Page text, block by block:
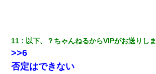
17年飼っていた犬が亡くなった。鼻水垂らし
近づいて頭突きをしてきて…
11 以下、？ちゃんねるからVIPがお送りし
>>6
否定はできない